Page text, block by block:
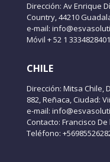
Dirección: Av Enrique
Country, 44210
e-mail:
Móvil + 52 1 3334828401
CHILE
Dirección: Mitsa Chile,
882, Reñaca, Ciudad:
e-mail:
Contacto: Francisco De
Teléfono: